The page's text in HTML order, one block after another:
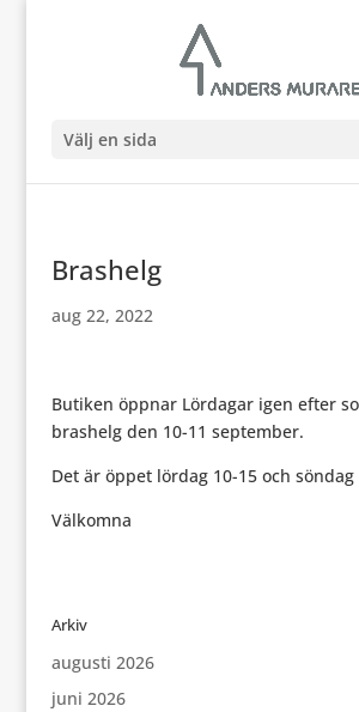
Välj en sida
Brashelg
aug 22, 2022
Butiken öppnar Lördagar igen efter
brashelg den 10-11 september.
Det är öppet lördag 10-15 och söndag
Välkomna
Arkiv
augusti 2026
juni 2026